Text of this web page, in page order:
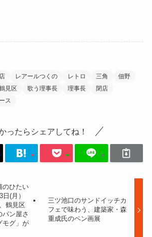
レアールつくの レトロ 三角
佃野
見区 歌う理事長 理事長
閉店
ス
ったらシェアしてね！
のひたい
(月）
鶴見区
ン屋さ
モグ」が
三ツ池口のサンドイッチカ
フェで味わう、建築家・森
重成氏のペン画展